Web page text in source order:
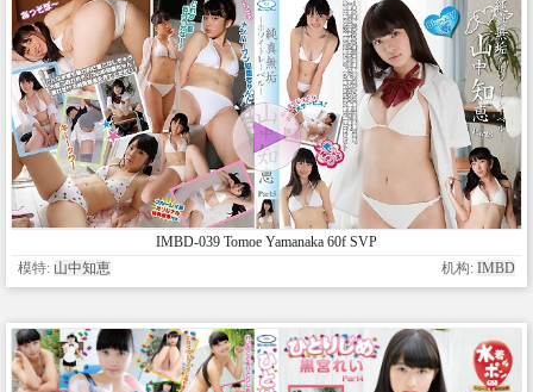
IMBD-039 Tomoe Yamanaka 60f SVP
模特: 山中知恵 机构: IMBD